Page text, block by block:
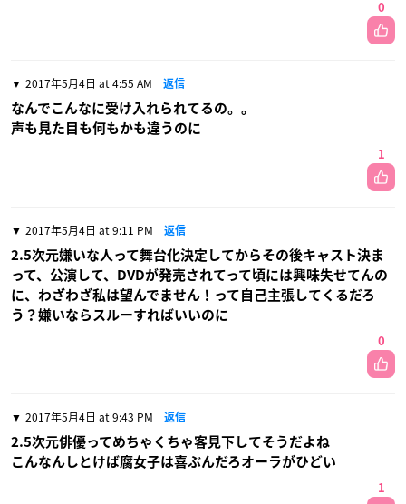
0
2017年5月4日 at 4:55 AM 返信
なんでこんなに受け入れられてるの。。
声も見た目も何もかも違うのに
1
2017年5月4日 at 9:11 PM 返信
2.5次元嫌いな人って舞台化決定してからその後キャスト決ま
って、公演して、DVDが発売されてって頃には興味失せてんの
に、わざわざ私は望んでません！って自己主張してくるだろ
う？嫌いならスルーすればいいのに
0
2017年5月4日 at 9:43 PM 返信
2.5次元俳優ってめちゃくちゃ客見下してそうだよね
こんなんしとけば腐女子は喜ぶんだろオーラがひどい
1